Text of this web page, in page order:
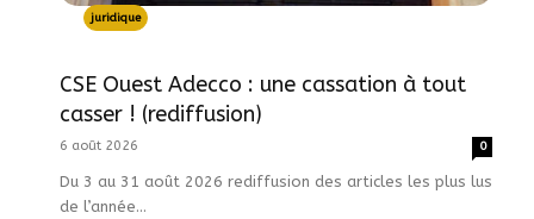
juridique
CSE Ouest Adecco : une cassation à tout
casser ! (rediffusion)
6 août 2026 0
Du 3 au 31 août 2026 rediffusion des articles les plus lus
de l’année...